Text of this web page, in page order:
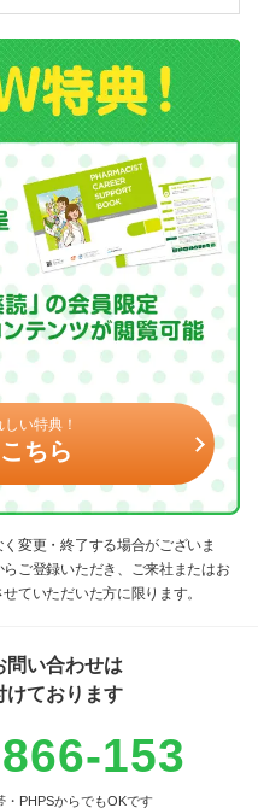
い特典！
ちら
変更・終了する場合がございま
ご登録いただき、ご来社またはお
ていただいた方に限ります。
問い合わせは
けております
153
・PHPSからでもOKです